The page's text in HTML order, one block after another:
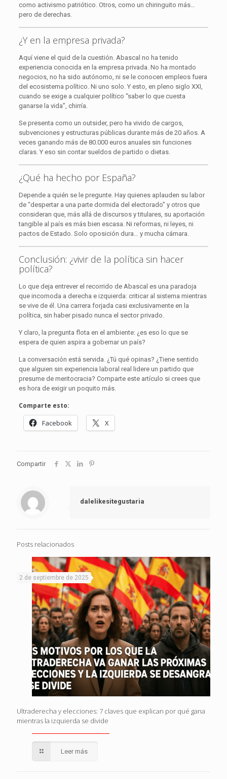
como activismo patriótico. Otros, como un chiringuito más…
pero de derechas.
¿Y en la empresa privada?
Aquí viene el quid de la cuestión. Abascal no ha tenido
experiencia conocida en la empresa privada. No ha montado
negocios, no ha sido autónomo, ni se le conocen empleos fuera
del ecosistema político. Ni uno solo. Y esto, en pleno siglo XXI,
cuando se exige a cualquier político “saber lo que cuesta
ganarse la vida”, chirría.
Se presenta como un outsider, pero ha vivido de cargos,
subvenciones y estructuras públicas durante más de 20 años. A
veces ganando más de 80.000 euros anuales sin funciones
claras. Y eso sin contar sueldos de partido o dietas.
¿Qué ha hecho por España?
Depende a quién se le pregunte. Hay quienes aplauden su labor
de “despertar a una parte dormida del electorado” y otros que
consideran que, más allá de discursos y titulares, su aportación
tangible al país es más bien escasa. Ni reformas, ni leyes, ni
pactos de Estado. Solo oposición dura… y mucha cámara.
Conclusión: ¿vivir de la política sin hacer
política?
Lo que deja entrever el recorrido de Abascal es una paradoja
que incomoda a derecha e izquierda: criticar al sistema mientras
se vive de él. Una carrera forjada casi exclusivamente en la
política, sin haber pisado nunca el sector privado.
Y claro, la pregunta flota en el ambiente: ¿es eso lo que se
espera de quien aspira a gobernar un país?
La conversación está servida. ¿Tú qué opinas? ¿Tiene sentido
que alguien sin experiencia laboral real lidere un partido que
presume de meritocracia? Comparte este artículo si crees que
es hora de exigir un poquito más.
Comparte esto:
Facebook X
Compartir
dalelikesitegustaria
Posts relacionados
2 de septiembre de 2025
Ultraderecha y elecciones: 7 claves que explican por qué gana
mientras la izquierda se divide
Leer más